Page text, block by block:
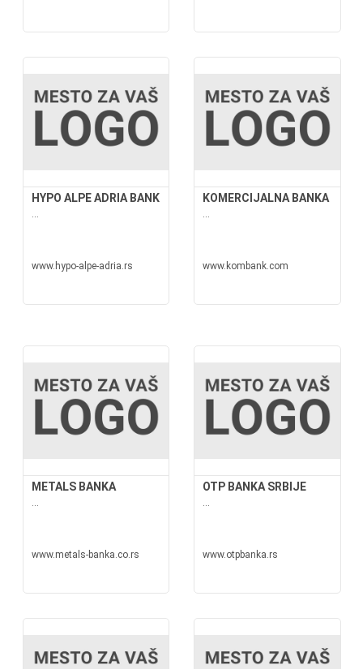
HYPO ALPE ADRIA BANK
...
www.hypo-alpe-adria.rs
KOMERCIJALNA BANKA
...
www.kombank.com
METALS BANKA
...
www.metals-banka.co.rs
OTP BANKA SRBIJE
...
www.otpbanka.rs